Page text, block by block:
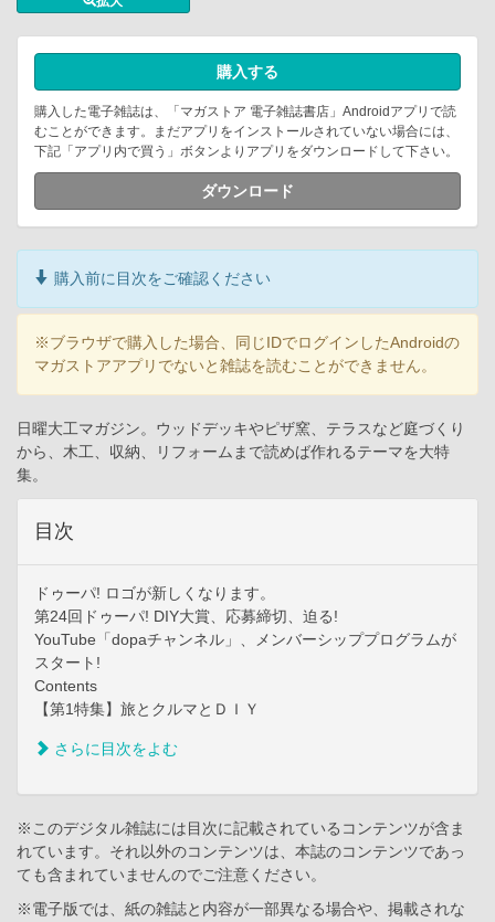
購入する
購入した電子雑誌は、「マガストア 電子雑誌書店」Androidアプリで読
むことができます。まだアプリをインストールされていない場合には、
下記「アプリ内で買う」ボタンよりアプリをダウンロードして下さい。
ダウンロード
購入前に目次をご確認ください
※ブラウザで購入した場合、同じIDでログインしたAndroidの
マガストアアプリでないと雑誌を読むことができません。
日曜大工マガジン。ウッドデッキやピザ窯、テラスなど庭づくり
から、木工、収納、リフォームまで読めば作れるテーマを大特
集。
目次
ドゥーパ! ロゴが新しくなります。
第24回ドゥーパ! DIY大賞、応募締切、迫る!
YouTube「dopaチャンネル」、メンバーシッププログラムが
スタート!
Contents
【第1特集】旅とクルマとＤＩＹ
さらに目次をよむ
※このデジタル雑誌には目次に記載されているコンテンツが含ま
れています。それ以外のコンテンツは、本誌のコンテンツであっ
ても含まれていませんのでご注意ください。
※電子版では、紙の雑誌と内容が一部異なる場合や、掲載されな